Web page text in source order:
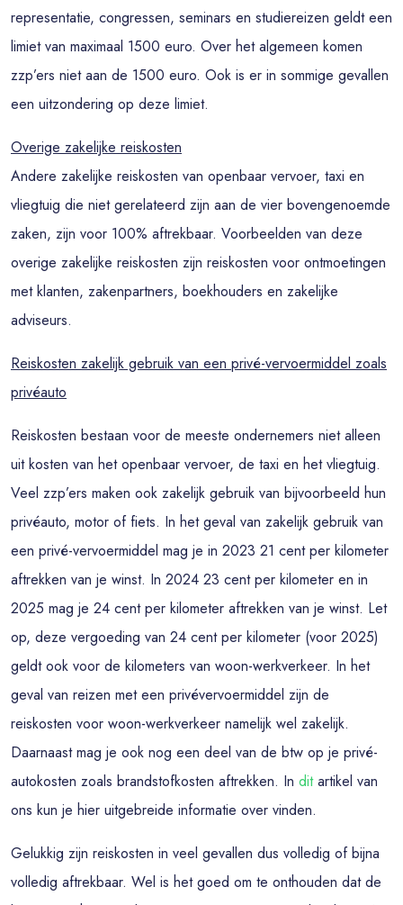
representatie, congressen, seminars en studiereizen geldt een
limiet van maximaal 1500 euro. Over het algemeen komen
zzp’ers niet aan de 1500 euro. Ook is er in sommige gevallen
een uitzondering op deze limiet.
Overige zakelijke reiskosten
Andere zakelijke reiskosten van openbaar vervoer, taxi en
vliegtuig die niet gerelateerd zijn aan de vier bovengenoemde
zaken, zijn voor 100% aftrekbaar. Voorbeelden van deze
overige zakelijke reiskosten zijn reiskosten voor ontmoetingen
met klanten, zakenpartners, boekhouders en zakelijke
adviseurs.
Reiskosten zakelijk gebruik van een privé-vervoermiddel zoals
privéauto
Reiskosten bestaan voor de meeste ondernemers niet alleen
uit kosten van het openbaar vervoer, de taxi en het vliegtuig.
Veel zzp’ers maken ook zakelijk gebruik van bijvoorbeeld hun
privéauto, motor of fiets. In het geval van zakelijk gebruik van
een privé-vervoermiddel mag je in 2023 21 cent per kilometer
aftrekken van je winst. In 2024 23 cent per kilometer en in
2025 mag je 24 cent per kilometer aftrekken van je winst. Let
op, deze vergoeding van 24 cent per kilometer (voor 2025)
geldt ook voor de kilometers van woon-werkverkeer. In het
geval van reizen met een privévervoermiddel zijn de
reiskosten voor woon-werkverkeer namelijk wel zakelijk.
Daarnaast mag je ook nog een deel van de btw op je privé-
autokosten zoals brandstofkosten aftrekken. In ditartikel van
ons kun je hier uitgebreide informatie over vinden.
Gelukkig zijn reiskosten in veel gevallen dus volledig of bijna
volledig aftrekbaar. Wel is het goed om te onthouden dat de